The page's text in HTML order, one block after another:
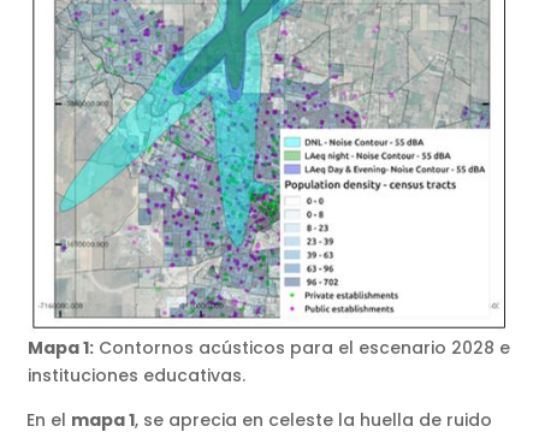
Mapa 1:Contornos acústicos para el escenario 2028 e
instituciones educativas.
En el mapa 1, se aprecia en celeste la huella de ruido